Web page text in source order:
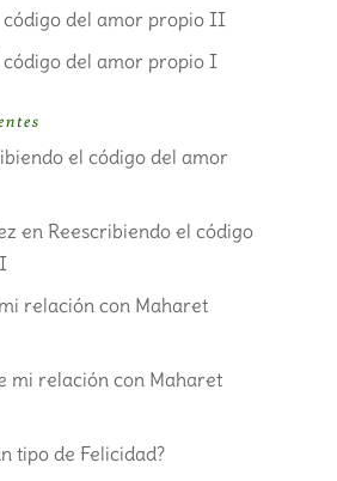
código del amor propio II
código del amor propio I
el código del amor
en Reescribiendo el código
relación con Maharet
mi relación con Maharet
tipo de Felicidad?